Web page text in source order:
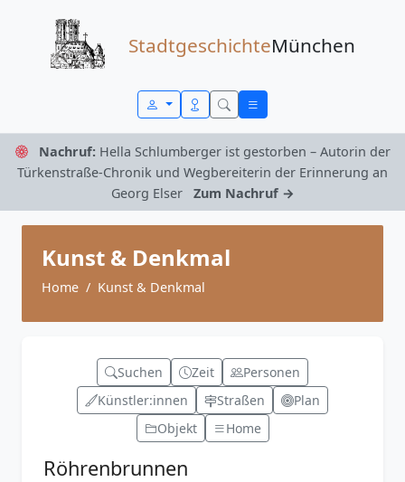
StadtgeschichteMünchen
Nachruf: Hella Schlumberger ist gestorben – Autorin der
Türkenstraße-Chronik und Wegbereiterin der Erinnerung an
Georg Elser
Zum Nachruf →
Kunst & Denkmal
Home Kunst & Denkmal
Suchen Zeit
Personen
Künstler:innen
Straßen
Plan
Objekt
Home
Röhrenbrunnen